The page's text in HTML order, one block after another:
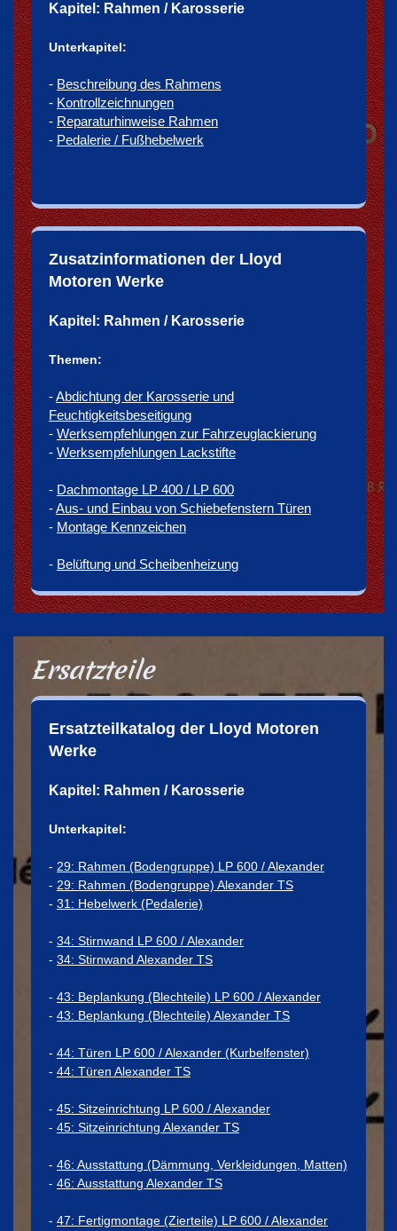
Kapitel: Rahmen / Karosserie
Unterkapitel:
- Beschreibung des Rahmens
- Kontrollzeichnungen
- Reparaturhinweise Rahmen
- Pedalerie / Fußhebelwerk
Zusatzinformationen der Lloyd
Motoren Werke
Kapitel: Rahmen / Karosserie
Themen:
-Abdichtung der Karosserie und
Feuchtigkeitsbeseitigung
- Werksempfehlungen zur Fahrzeuglackierung
- Werksempfehlungen Lackstifte
- Dachmontage LP 400 / LP 600
-Aus- und Einbau von Schiebefenstern Türen
- Montage Kennzeichen
- Belüftung und Scheibenheizung
Ersatzteile
Ersatzteilkatalog der Lloyd Motoren
Werke
Kapitel: Rahmen / Karosserie
Unterkapitel:
- 29: Rahmen (Bodengruppe) LP 600 / Alexander
- 29: Rahmen (Bodengruppe) Alexander TS
- 31: Hebelwerk (Pedalerie)
- 34: Stirnwand LP 600 / Alexander
- 34: Stirnwand Alexander TS
- 43: Beplankung (Blechteile) LP 600 / Alexander
- 43: Beplankung (Blechteile) Alexander TS
- 44: Türen LP 600 / Alexander (Kurbelfenster)
- 44: Türen Alexander TS
- 45: Sitzeinrichtung LP 600 / Alexander
- 45: Sitzeinrichtung Alexander TS
- 46: Ausstattung (Dämmung, Verkleidungen, Matten)
- 46: Ausstattung Alexander TS
- 47: Fertigmontage (Zierteile) LP 600 / Alexander